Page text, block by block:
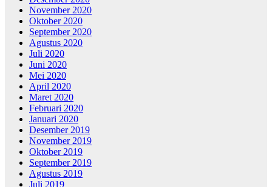
November 2020
Oktober 2020
September 2020
Agustus 2020
Juli 2020
Juni 2020
Mei 2020
April 2020
Maret 2020
Februari 2020
Januari 2020
Desember 2019
November 2019
Oktober 2019
September 2019
Agustus 2019
Juli 2019